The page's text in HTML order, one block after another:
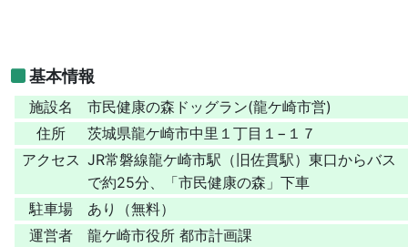
基本情報
施設名
市民健康の森ドッグラン(龍ケ崎市営)
住所
茨城県龍ケ崎市中里１丁目１−１７
アクセス JR常磐線龍ケ崎市駅（旧佐貫駅）東口からバス
で約25分、「市民健康の森」下車
駐車場
あり（無料）
運営者
龍ケ崎市役所 都市計画課